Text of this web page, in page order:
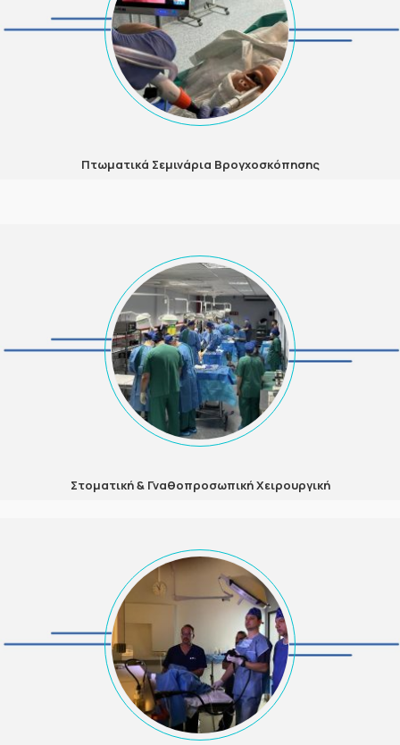
Πτωματικά Σεμινάρια Βρογχοσκόπησης
Στοματική & Γναθοπροσωπική Χειρουργική